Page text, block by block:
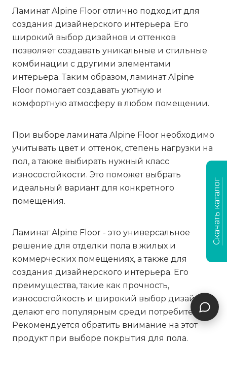
Ламинат Alpine Floor отлично подходит для
создания дизайнерского интерьера. Его
широкий выбор дизайнов и оттенков
позволяет создавать уникальные и стильные
комбинации с другими элементами
интерьера. Таким образом, ламинат Alpine
Floor помогает создавать уютную и
комфортную атмосферу в любом помещении.
При выборе ламината Alpine Floor необходимо
учитывать цвет и оттенок, степень нагрузки на
пол, а также выбирать нужный класс
износостойкости. Это поможет выбрать
идеальный вариант для конкретного
помещения.
Ламинат Alpine Floor - это универсальное
решение для отделки пола в жилых и
коммерческих помещениях, а также для
создания дизайнерского интерьера. Его
преимущества, такие как прочность,
износостойкость и широкий выбор дизайнов,
делают его популярным среди потребителей.
Рекомендуется обратить внимание на этот
продукт при выборе покрытия для пола.
Скачать каталог